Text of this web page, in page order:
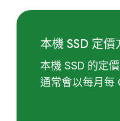
本機 SSD 定價
本機 SSD 的定
通常會以每月每